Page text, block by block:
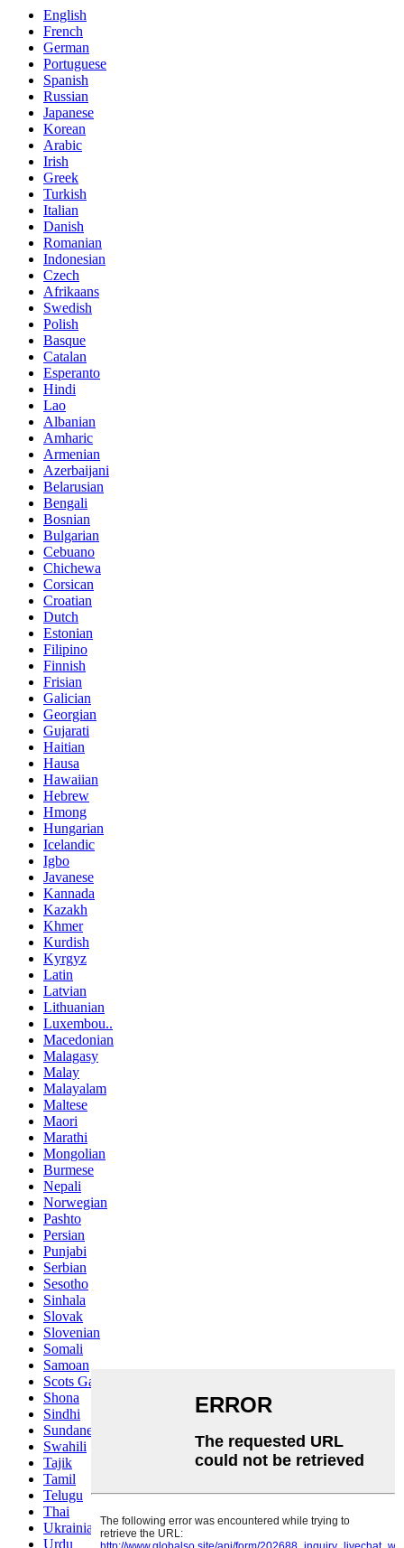
English
French
German
Portuguese
Spanish
Russian
Japanese
Korean
Arabic
Irish
Greek
Turkish
Italian
Danish
Romanian
Indonesian
Czech
Afrikaans
Swedish
Polish
Basque
Catalan
Esperanto
Hindi
Lao
Albanian
Amharic
Armenian
Azerbaijani
Belarusian
Bengali
Bosnian
Bulgarian
Cebuano
Chichewa
Corsican
Croatian
Dutch
Estonian
Filipino
Finnish
Frisian
Galician
Georgian
Gujarati
Haitian
Hausa
Hawaiian
Hebrew
Hmong
Hungarian
Icelandic
Igbo
Javanese
Kannada
Kazakh
Khmer
Kurdish
Kyrgyz
Latin
Latvian
Lithuanian
Luxembou..
Macedonian
Malagasy
Malay
Malayalam
Maltese
Maori
Marathi
Mongolian
Burmese
Nepali
Norwegian
Pashto
Persian
Punjabi
Serbian
Sesotho
Sinhala
Slovak
Slovenian
Somali
Samoan
Scots Gaelic
Shona
Sindhi
Sundanese
Swahili
Tajik
Tamil
Telugu
Thai
Ukrainian
Urdu